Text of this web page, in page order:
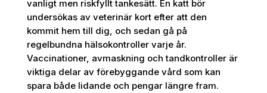
vanligt men riskfyllt tankesätt. En katt bör
undersökas av veterinär kort efter att den
kommit hem till dig, och sedan gå på
regelbundna hälsokontroller varje år.
Vaccinationer, avmaskning och tandkontroller är
viktiga delar av förebyggande vård som kan
spara både lidande och pengar längre fram.